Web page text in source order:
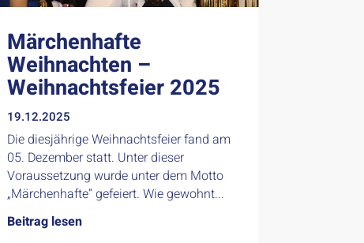
Märchenhafte
Weihnachten –
Weihnachtsfeier 2025
19.12.2025
Die diesjährige Weihnachtsfeier fand am
05. Dezember statt. Unter dieser
Voraussetzung wurde unter dem Motto
„Märchenhafte“ gefeiert. Wie gewohnt...
Beitrag lesen